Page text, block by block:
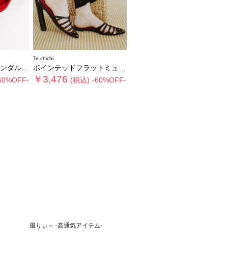
LOOK item》
Te chichi
ポインテッドフラットミュール《2026 SUMMER LOOK item》
￥3,476 (税込) -60%OFF-